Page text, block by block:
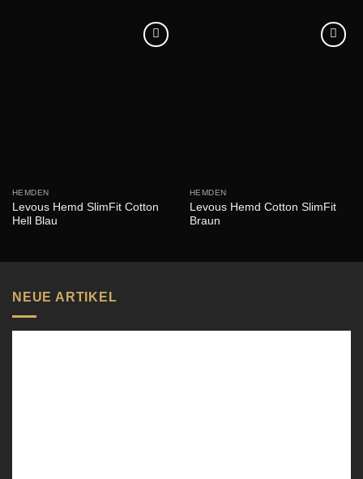
HEMDEN
Levous Hemd SlimFit Cotton
Hell Blau
HEMDEN
Levous Hemd Cotton SlimFit
Braun
NEUE ARTIKEL